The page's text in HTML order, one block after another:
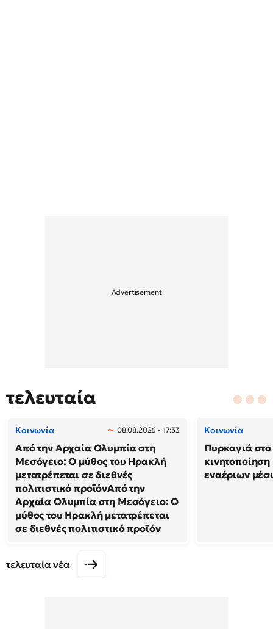
τελευταία
Κοινωνία 08.08.2026 - 17:33
Από την Αρχαία Ολυμπία στη
Μεσόγειο: Ο μύθος του Ηρακλή
μετατρέπεται σε διεθνές
πολιτιστικό προϊόνΑπό την
Αρχαία Ολυμπία στη Μεσόγειο: Ο
μύθος του Ηρακλή μετατρέπεται
σε διεθνές πολιτιστικό προϊόν
Κοινωνία
Πυρκαγιά
εναέριων
τελευταία νέα